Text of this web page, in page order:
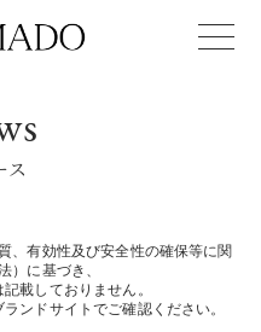
ス
、有効性及び安全性の確保等に関
）に基づき、
載しておりません。
ンドサイトでご確認ください。